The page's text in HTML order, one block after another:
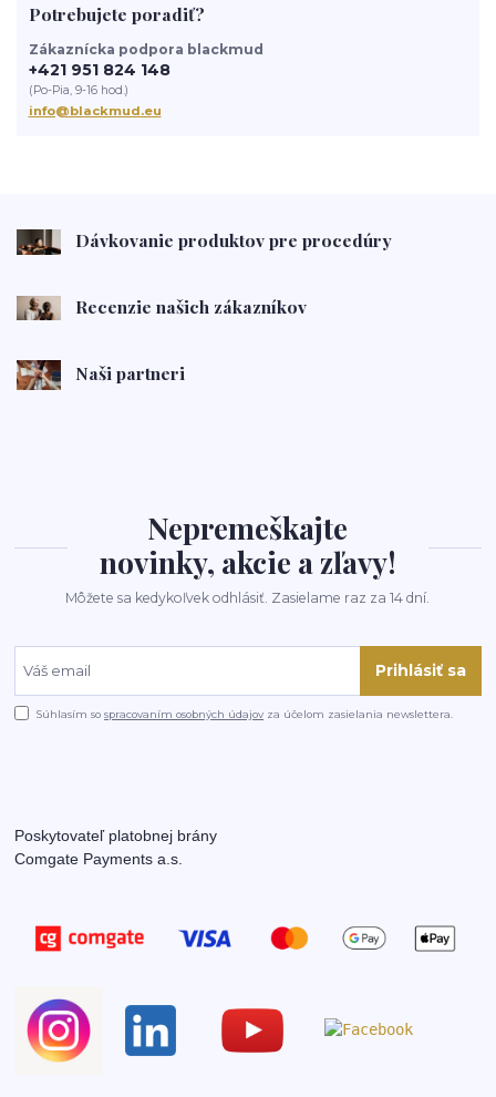
Potrebujete poradiť?
Zákaznícka podpora blackmud
+421 951 824 148
(Po-Pia, 9-16 hod.)
info@blackmud.eu
Dávkovanie produktov pre procedúry
Recenzie našich zákazníkov
Naši partneri
Nepremeškajte
novinky, akcie a zľavy!
Môžete sa kedykoľvek odhlásiť. Zasielame raz za 14 dní.
Prihlásiť sa
Súhlasím sospracovaním osobných údajov za účelom zasielania newslettera.
Poskytovateľ platobnej brány
Comgate Payments a.s.